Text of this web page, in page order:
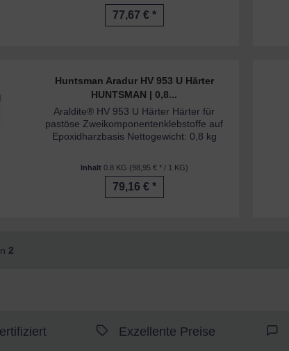
77,67 € *
Huntsman Aradur HV 953 U Härter
HUNTSMAN | 0,8...
Araldite® HV 953 U Härter Härter für
pastöse Zweikomponentenklebstoffe auf
Epoxidharzbasis Nettogewicht: 0,8 kg
Inhalt 0.8 KG (98,95 € * / 1 KG)
79,16 € *
2
Exzellente Preise